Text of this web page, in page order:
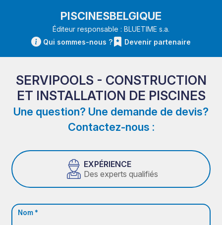
PISCINESBELGIQUE
Éditeur responsable : BLUETIME s.a.
Qui sommes-nous ?
Devenir partenaire
SERVIPOOLS - CONSTRUCTION
ET INSTALLATION DE PISCINES
Une question? Une demande de devis?
Contactez-nous :
EXPÉRIENCE
Des experts qualifiés
Nom *